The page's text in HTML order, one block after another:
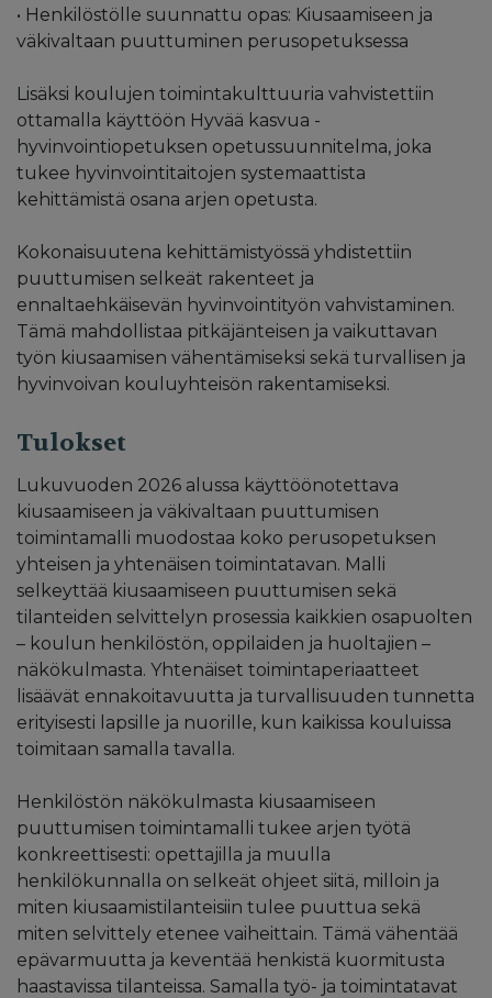
• Henkilöstölle suunnattu opas: Kiusaamiseen ja
väkivaltaan puuttuminen perusopetuksessa
Lisäksi koulujen toimintakulttuuria vahvistettiin
ottamalla käyttöön Hyvää kasvua -
hyvinvointiopetuksen opetussuunnitelma, joka
tukee hyvinvointitaitojen systemaattista
kehittämistä osana arjen opetusta.
Kokonaisuutena kehittämistyössä yhdistettiin
puuttumisen selkeät rakenteet ja
ennaltaehkäisevän hyvinvointityön vahvistaminen.
Tämä mahdollistaa pitkäjänteisen ja vaikuttavan
työn kiusaamisen vähentämiseksi sekä turvallisen ja
hyvinvoivan kouluyhteisön rakentamiseksi.
Tulokset
Lukuvuoden 2026 alussa käyttöönotettava
kiusaamiseen ja väkivaltaan puuttumisen
toimintamalli muodostaa koko perusopetuksen
yhteisen ja yhtenäisen toimintatavan. Malli
selkeyttää kiusaamiseen puuttumisen sekä
tilanteiden selvittelyn prosessia kaikkien osapuolten
– koulun henkilöstön, oppilaiden ja huoltajien –
näkökulmasta. Yhtenäiset toimintaperiaatteet
lisäävät ennakoitavuutta ja turvallisuuden tunnetta
erityisesti lapsille ja nuorille, kun kaikissa kouluissa
toimitaan samalla tavalla.
Henkilöstön näkökulmasta kiusaamiseen
puuttumisen toimintamalli tukee arjen työtä
konkreettisesti: opettajilla ja muulla
henkilökunnalla on selkeät ohjeet siitä, milloin ja
miten kiusaamistilanteisiin tulee puuttua sekä
miten selvittely etenee vaiheittain. Tämä vähentää
epävarmuutta ja keventää henkistä kuormitusta
haastavissa tilanteissa. Samalla työ- ja toimintatavat